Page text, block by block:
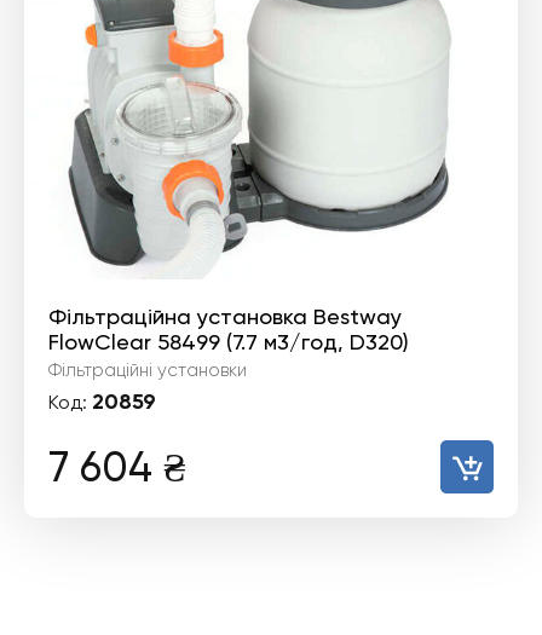
Фільтраційна установка Bestway
FlowClear 58499 (7.7 м3/год, D320)
Фільтраційні установки
Код: 20859
7 604 ₴